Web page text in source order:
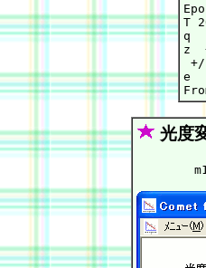
T
q
z
e
光度